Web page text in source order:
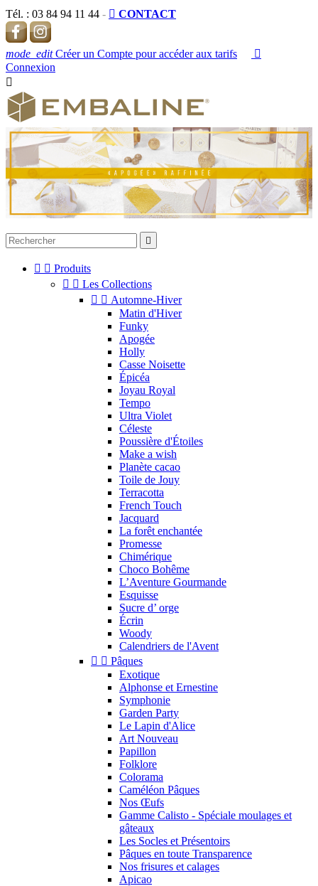
Tél. : 03 84 94 11 44 -  CONTACT
mode_edit Créer un Compte pour accéder aux tarifs

Connexion


  Produits
  Les Collections
  Automne-Hiver
Matin d'Hiver
Funky
Apogée
Holly
Casse Noisette
Épicéa
Joyau Royal
Tempo
Ultra Violet
Céleste
Poussière d'Étoiles
Make a wish
Planète cacao
Toile de Jouy
Terracotta
French Touch
Jacquard
La forêt enchantée
Promesse
Chimérique
Choco Bohême
L’Aventure Gourmande
Esquisse
Sucre d’ orge
Écrin
Woody
Calendriers de l'Avent
  Pâques
Exotique
Alphonse et Ernestine
Symphonie
Garden Party
Le Lapin d'Alice
Art Nouveau
Papillon
Folklore
Colorama
Caméléon Pâques
Nos Œufs
Gamme Calisto - Spéciale moulages et
gâteaux
Les Socles et Présentoirs
Pâques en toute Transparence
Nos frisures et calages
Apicao